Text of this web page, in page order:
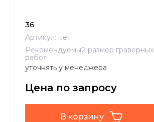
36
Артикул: нет
Рекомендуемый размер граверных
работ
уточнять у менеджера
Цена по запросу
В корзину